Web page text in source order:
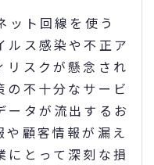
ット回線を使う
ルス感染や不正ア
リスクが懸念され
の不十分なサービ
ータが流出するお
や顧客情報が漏え
にとって深刻な損